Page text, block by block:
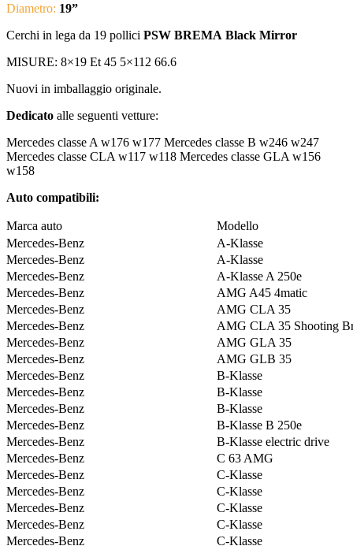
Diametro: 19”
Cerchi in lega da 19 pollici PSW BREMA Black Mirror
MISURE: 8×19 Et 45 5×112 66.6
Nuovi in imballaggio originale.
Dedicato alle seguenti vetture:
Mercedes classe A w176 w177 Mercedes classe B w246 w247
Mercedes classe CLA w117 w118 Mercedes classe GLA w156
w158
Auto compatibili:
Marca auto
Modello
Mercedes-Benz
A-Klasse
Mercedes-Benz
A-Klasse
Mercedes-Benz
A-Klasse A 250e
Mercedes-Benz
AMG A45 4matic
Mercedes-Benz
AMG CLA 35
Mercedes-Benz
AMG CLA 35 Shooting
Mercedes-Benz
AMG GLA 35
Mercedes-Benz
AMG GLB 35
Mercedes-Benz
B-Klasse
Mercedes-Benz
B-Klasse
Mercedes-Benz
B-Klasse
Mercedes-Benz
B-Klasse B 250e
Mercedes-Benz
B-Klasse electric drive
Mercedes-Benz
C 63 AMG
Mercedes-Benz
C-Klasse
Mercedes-Benz
C-Klasse
Mercedes-Benz
C-Klasse
Mercedes-Benz
C-Klasse
Mercedes-Benz
C-Klasse